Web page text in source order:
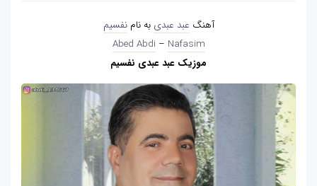
آهنگ عبد عبدی به نامنفسیم
Abed Abdi – Nafasim
موزیک عبد عبدی نفسیم